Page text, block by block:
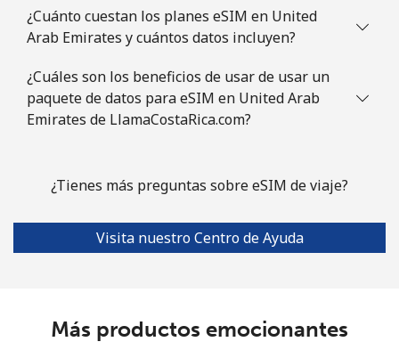
¿Cuánto cuestan los planes eSIM en United
Arab Emirates y cuántos datos incluyen?
¿Cuáles son los beneficios de usar de usar un
paquete de datos para eSIM en United Arab
Emirates de LlamaCostaRica.com?
¿Tienes más preguntas sobre eSIM de viaje?
Visita nuestro Centro de Ayuda
Más productos emocionantes